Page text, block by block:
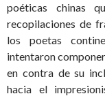
poéticas chinas
recopilaciones de
los poetas
intentaron
en contra de su
hacia el